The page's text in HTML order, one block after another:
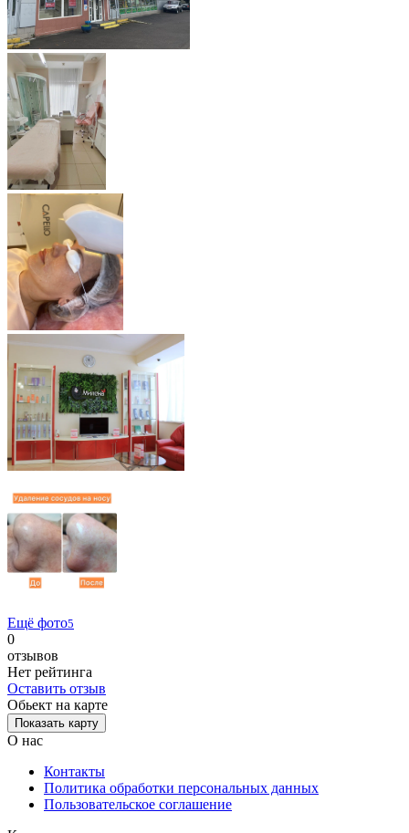
Ещё фото5
0
отзывов
Нет рейтинга
Оставить отзыв
Обьект на карте
Показать карту
О нас
Контакты
Политика обработки персональных данных
Пользовательское соглашение